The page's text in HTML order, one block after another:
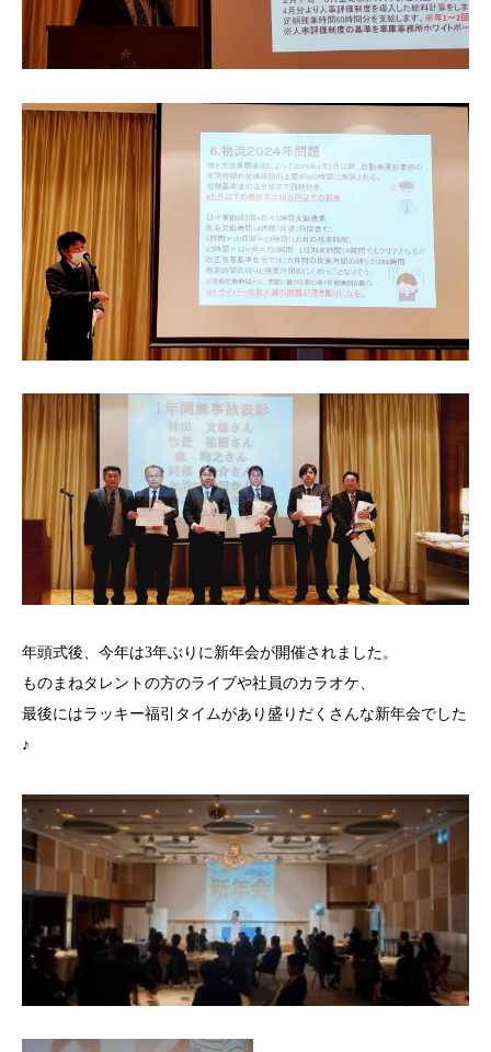
年頭式後、今年は3年ぶりに新年会が開催されました。
ものまねタレントの方のライブや社員のカラオケ、
最後にはラッキー福引タイムがあり盛りだくさんな新年会でした
♪